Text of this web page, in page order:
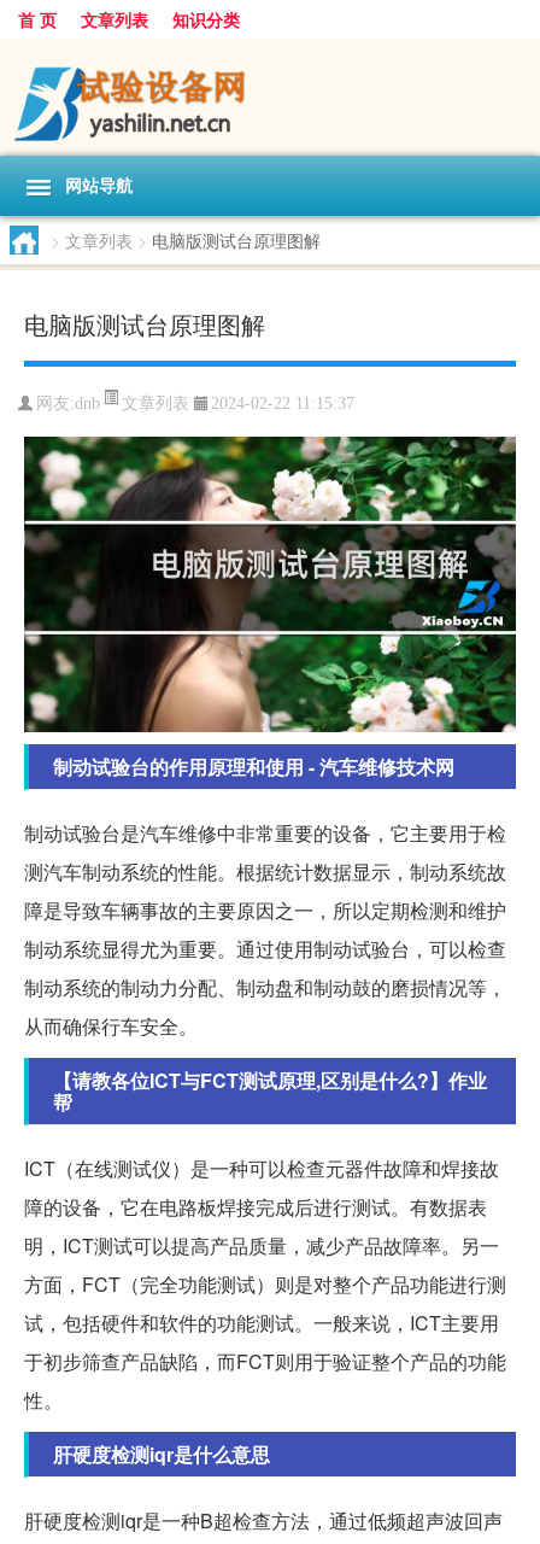
首 页 文章列表 知识分类
网站导航
> 文章列表 > 电脑版测试台原理图解
电脑版测试台原理图解
网友:dnb 文章列表 2024-02-22 11:15:37
制动试验台的作用原理和使用 - 汽车维修技术网
制动试验台是汽车维修中非常重要的设备，它主要用于检
测汽车制动系统的性能。根据统计数据显示，制动系统故
障是导致车辆事故的主要原因之一，所以定期检测和维护
制动系统显得尤为重要。通过使用制动试验台，可以检查
制动系统的制动力分配、制动盘和制动鼓的磨损情况等，
从而确保行车安全。
【请教各位ICT与FCT测试原理,区别是什么?】作业
帮
ICT（在线测试仪）是一种可以检查元器件故障和焊接故
障的设备，它在电路板焊接完成后进行测试。有数据表
明，ICT测试可以提高产品质量，减少产品故障率。另一
方面，FCT（完全功能测试）则是对整个产品功能进行测
试，包括硬件和软件的功能测试。一般来说，ICT主要用
于初步筛查产品缺陷，而FCT则用于验证整个产品的功能
性。
肝硬度检测iqr是什么意思
肝硬度检测iqr是一种B超检查方法，通过低频超声波回声